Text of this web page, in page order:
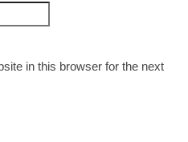
in this browser for the next